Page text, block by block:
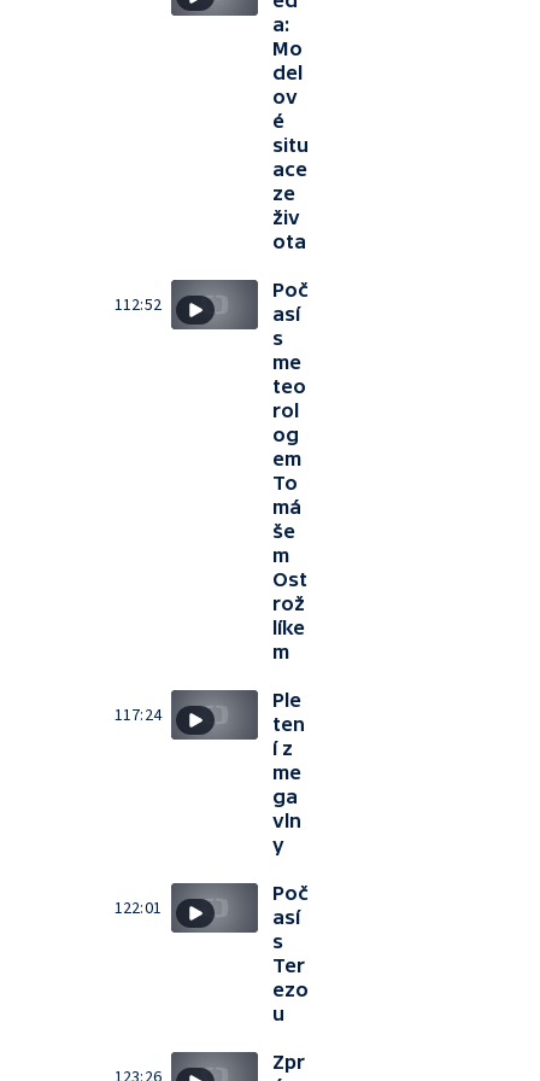
a:
Mo
del
ov
é
situ
ace
ze
živ
ota
112:52
Poč
así
s
me
teo
rol
og
em
To
má
še
m
Ost
rož
líke
m
117:24
Ple
ten
í z
me
ga
vln
y
122:01
Poč
así
s
Ter
ezo
u
123:26
Zpr